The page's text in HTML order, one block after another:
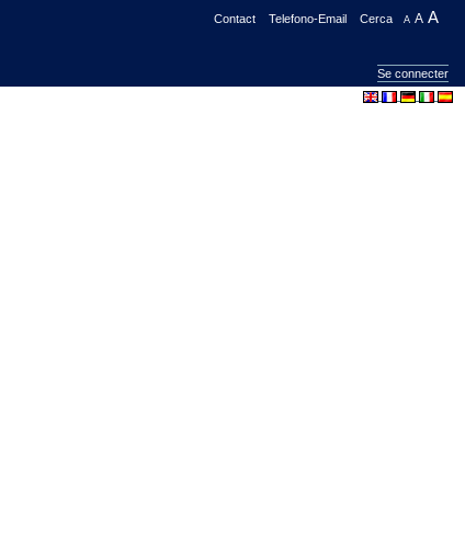
Contact Telefono-Email Cerca A A A
Se connecter